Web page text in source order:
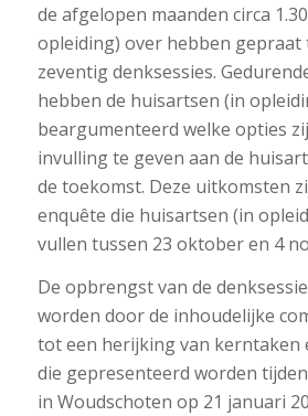
de afgelopen maanden circa
opleiding) over hebben gepraat
zeventig denksessies.
hebben de huisartsen (in
beargumenteerd welke opties
invulling te geven aan de
de toekomst. Deze uitkomsten
enquête die huisartsen (in
vullen tussen 23 oktober en 4
De opbrengst van de
worden door de inhoudelijke
tot een herijking van kerntaken
die gepresenteerd worden
in Woudschoten op 21 januari